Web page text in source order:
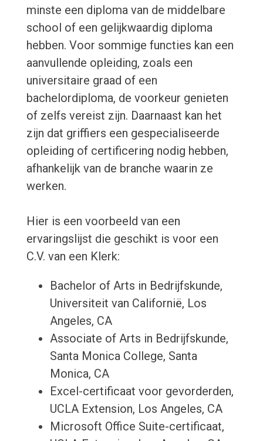
minste een diploma van de middelbare
school of een gelijkwaardig diploma
hebben. Voor sommige functies kan een
aanvullende opleiding, zoals een
universitaire graad of een
bachelordiploma, de voorkeur genieten
of zelfs vereist zijn. Daarnaast kan het
zijn dat griffiers een gespecialiseerde
opleiding of certificering nodig hebben,
afhankelijk van de branche waarin ze
werken.
Hier is een voorbeeld van een
ervaringslijst die geschikt is voor een
C.V. van een Klerk:
Bachelor of Arts in Bedrijfskunde,
Universiteit van Californië, Los
Angeles, CA
Associate of Arts in Bedrijfskunde,
Santa Monica College, Santa
Monica, CA
Excel-certificaat voor gevorderden,
UCLA Extension, Los Angeles, CA
Microsoft Office Suite-certificaat,